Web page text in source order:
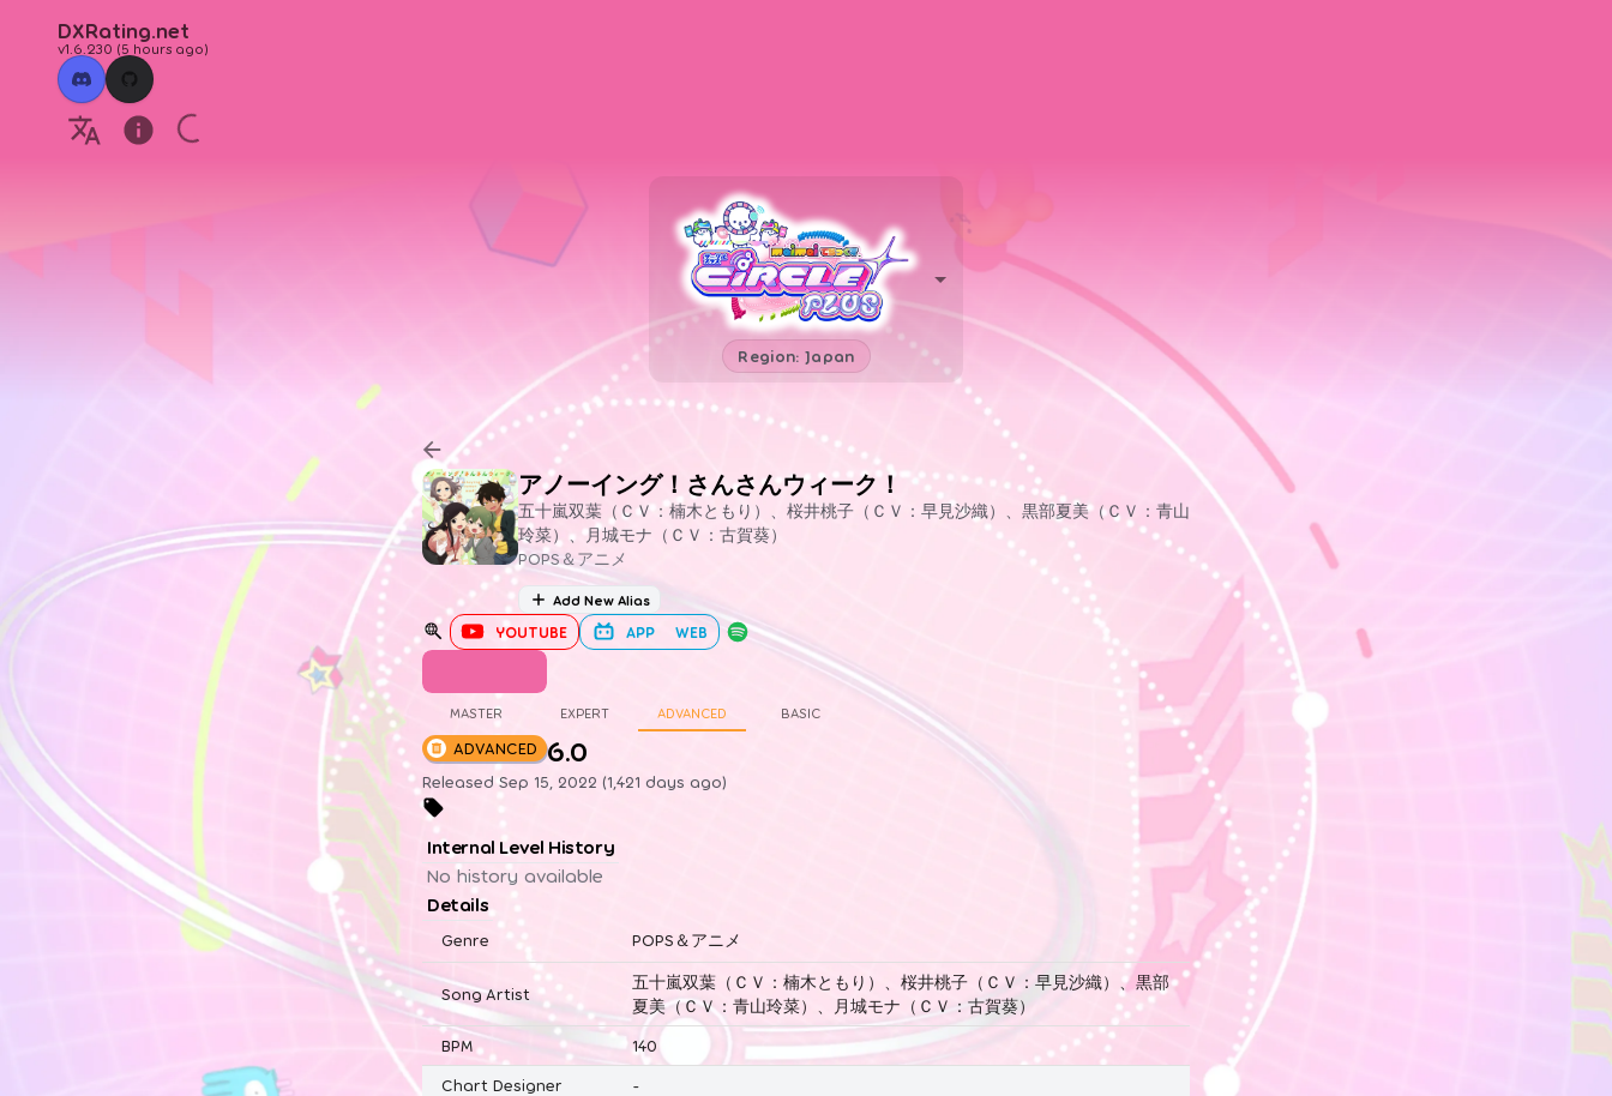
DXRating.net
v1.6.230 (5 hours ago)
Region: Japan
アノーイング！さんさんウィーク！
五十嵐双葉（ＣＶ：楠木ともり）、桜井桃子（ＣＶ：早見沙織）、黒部夏美（ＣＶ：青山
玲菜）、月城モナ（ＣＶ：古賀葵）
POPS＆アニメ
Add New Alias
YOUTUBE APP WEB
MASTER EXPERT ADVANCED BASIC
ADVANCED 6.0
Released Sep 15, 2022 (1,421 days ago)
Internal Level History
No history available
Details
Genre POPS＆アニメ
Song Artist
五十嵐双葉（ＣＶ：楠木ともり）、桜井桃子（ＣＶ：早見沙織）、黒部
夏美（ＣＶ：青山玲菜）、月城モナ（ＣＶ：古賀葵）
BPM
140
Chart Designer
-